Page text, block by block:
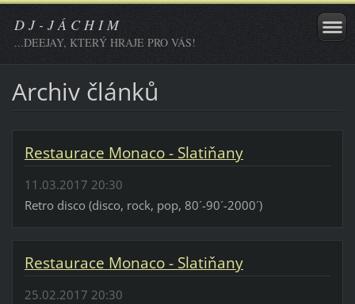
D J - J Á C H I M
...DEEJAY, KTERÝ HRAJE PRO VÁS!
Archiv článků
Restaurace Monaco - Slatiňany
11.03.2017 20:30
Retro disco (disco, rock, pop, 80´-90´-2000´)
Restaurace Monaco - Slatiňany
25.02.2017 20:30